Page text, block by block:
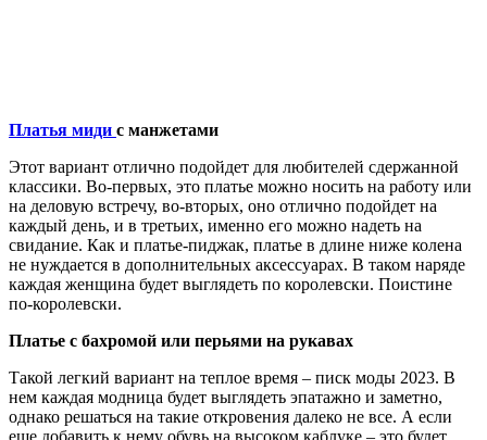
Платья миди с манжетами
Этот вариант отлично подойдет для любителей сдержанной
классики. Во-первых, это платье можно носить на работу или
на деловую встречу, во-вторых, оно отлично подойдет на
каждый день, и в третьих, именно его можно надеть на
свидание. Как и платье-пиджак, платье в длине ниже колена
не нуждается в дополнительных аксессуарах. В таком наряде
каждая женщина будет выглядеть по королевски. Поистине
по-королевски.
Платье с бахромой или перьями на рукавах
Такой легкий вариант на теплое время – писк моды 2023. В
нем каждая модница будет выглядеть эпатажно и заметно,
однако решаться на такие откровения далеко не все. А если
еще добавить к нему обувь на высоком каблуке – это будет